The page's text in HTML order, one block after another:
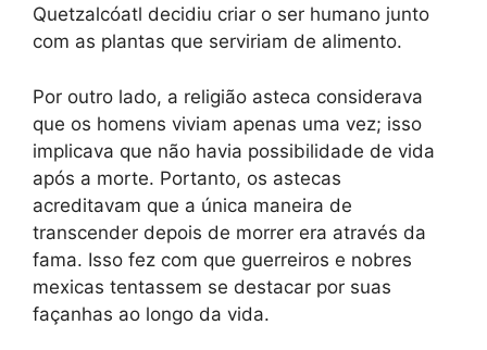
Quetzalcóatl decidiu criar o ser humano junto
com as plantas que serviriam de alimento.
Por outro lado, a religião asteca considerava
que os homens viviam apenas uma vez; isso
implicava que não havia possibilidade de vida
após a morte. Portanto, os astecas
acreditavam que a única maneira de
transcender depois de morrer era através da
fama. Isso fez com que guerreiros e nobres
mexicas tentassem se destacar por suas
façanhas ao longo da vida.